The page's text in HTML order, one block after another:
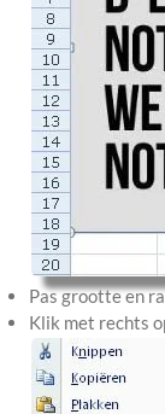
Pas grootte en
Klik met rechts